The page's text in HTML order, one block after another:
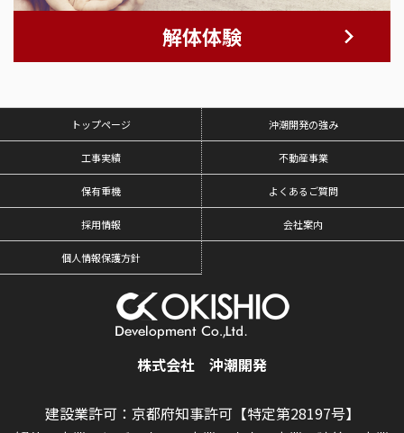
解体体験
トップページ 沖潮開発の強み
工事実績 不動産事業
保有重機 よくあるご質問
採用情報 会社案内
個人情報保護方針
株式会社 沖潮開発
建設業許可：京都府知事許可【特定第28197号】